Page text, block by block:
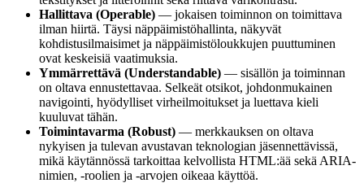
Hallittava (Operable) — jokaisen toiminnon on toimittava
ilman hiirtä. Täysi näppäimistöhallinta, näkyvät
kohdistusilmaisimet ja näppäimistöloukkujen puuttuminen
ovat keskeisiä vaatimuksia.
Ymmärrettävä (Understandable) — sisällön ja toiminnan
on oltava ennustettavaa. Selkeät otsikot, johdonmukainen
navigointi, hyödylliset virheilmoitukset ja luettava kieli
kuuluvat tähän.
Toimintavarma (Robust) — merkkauksen on oltava
nykyisen ja tulevan avustavan teknologian jäsennettävissä,
mikä käytännössä tarkoittaa kelvollista HTML:ää sekä ARIA-
nimien, -roolien ja -arvojen oikeaa käyttöä.